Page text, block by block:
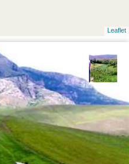
Leaflet